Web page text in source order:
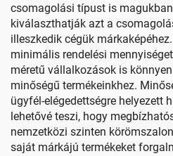
csomagolási típust is
kiválaszthatják azt a
illeszkedik cégük
minimális rendelési
méretű vállalkozások is
minőségű termékeinkhez.
ügyfél-elégedettségre helyezett
lehetővé teszi, hogy
nemzetközi szinten
saját márkájú termékeket